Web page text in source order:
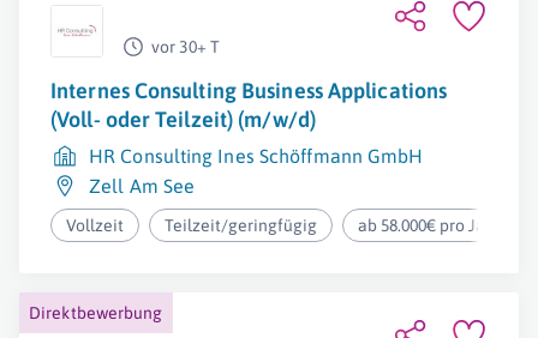
vor 30+ T
Internes Consulting Business Applications
(Voll- oder Teilzeit) (m/w/d)
HR Consulting Ines Schöffmann GmbH
Zell Am See
Vollzeit Teilzeit/geringfügig ab 58.000€ pro Jahr
Direktbewerbung